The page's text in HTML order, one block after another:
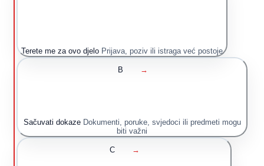
Terete me za ovo djelo Prijava, poziv ili istraga već postoje
B →
Sačuvati dokaze Dokumenti, poruke, svjedoci ili predmeti mogu
biti važni
C →